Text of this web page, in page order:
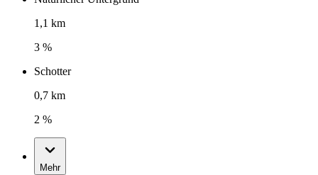
1,1 km
3 %
Schotter
0,7 km
2 %
Mehr